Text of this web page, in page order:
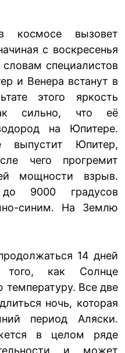
космосе вызовет
с воскресенья
специалистов
и Венера встанут в
этого яркость
сильно, что её
на Юпитере.
выпустит Юпитер,
чего прогремит
мощности взрыв.
до 9000 градусов
синим. На Землю
14 дней
того, как Солнце
температуру. Все две
ночь, которая
период Аляски.
в целом ряде
и может